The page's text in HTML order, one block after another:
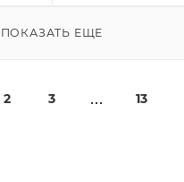
ПОКАЗАТЬ ЕЩЕ
2 3 13